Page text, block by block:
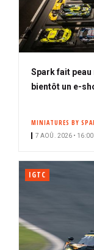
Spark fait peau
bientôt un e-
MINIATURES BY
7 AOÛ. 2026 • 16:00
IGTC